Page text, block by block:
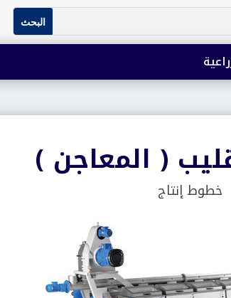
( المعاجن )
خطوط إنتاج